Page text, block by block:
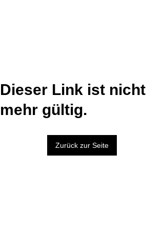
Dieser Link ist nicht
mehr gültig.
Zurück zur Seite